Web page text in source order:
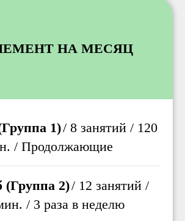
НА МЕСЯЦ
1)/ 8 занятий / 120
/ Продолжающие
(Группа 2)/ 12 занятий /
/ 3 раза в неделю